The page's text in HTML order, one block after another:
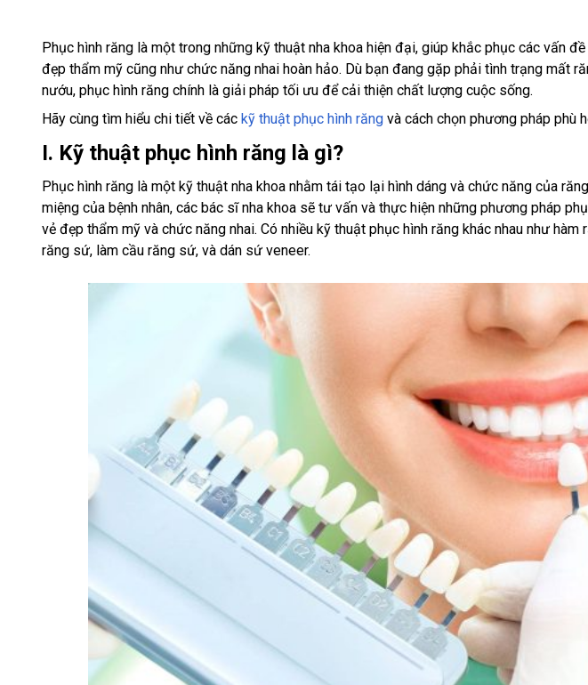
Phục hình răng là một trong những kỹ thuật nha khoa hiện đại, giúp khắc phục các vấn
đẹp thẩm mỹ cũng như chức năng nhai hoàn hảo. Dù bạn đang gặp phải tình trạng mất
nướu, phục hình răng chính là giải pháp tối ưu để cải thiện chất lượng cuộc sống.
Hãy cùng tìm hiểu chi tiết về các kỹ thuật phục hình răng và cách chọn phương pháp phù
I. Kỹ thuật phục hình răng là gì?
Phục hình răng là một kỹ thuật nha khoa nhằm tái tạo lại hình dáng và chức năng của
miệng của bệnh nhân, các bác sĩ nha khoa sẽ tư vấn và thực hiện những phương pháp
vẻ đẹp thẩm mỹ và chức năng nhai. Có nhiều kỹ thuật phục hình răng khác nhau như
răng sứ, làm cầu răng sứ, và dán sứ veneer.